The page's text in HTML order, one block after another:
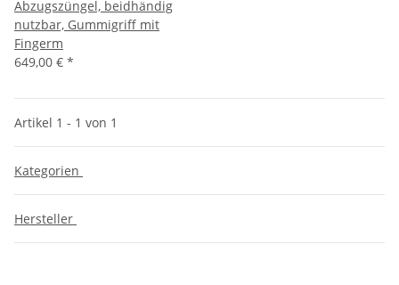
Abzugszüngel, beidhändig
nutzbar, Gummigriff mit
Fingerm
649,00 € *
Artikel 1 - 1 von 1
Kategorien
Hersteller